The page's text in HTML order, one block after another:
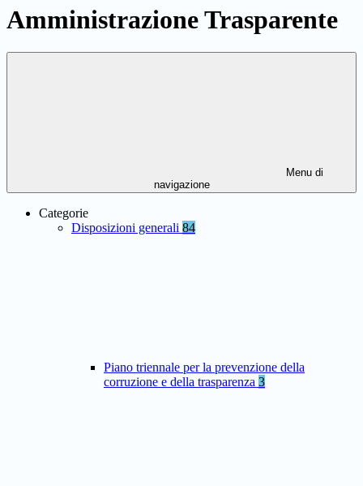
Amministrazione Trasparente
Menu di
navigazione
Categorie
Disposizioni generali 84
Piano triennale per la prevenzione della
corruzione e della trasparenza 3